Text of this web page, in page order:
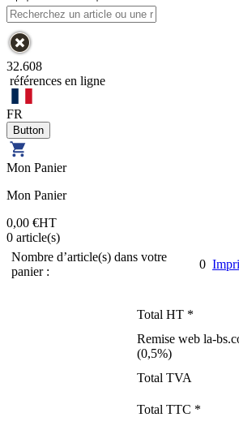
32.608
références en ligne
FR
Mon Panier
Mon Panier
0,00 €HT
0 article(s)
Nombre d’article(s) dans votre
panier :
0
Total HT *
Remise web la-
(0,5%)
Total TVA
Total TTC *